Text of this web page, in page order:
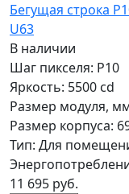
Бегущая строка
U63
В наличии
Шаг пикселя: P10
Яркость: 5500 cd
Размер модуля,
Размер корпуса:
Тип: Для
11 695 руб.